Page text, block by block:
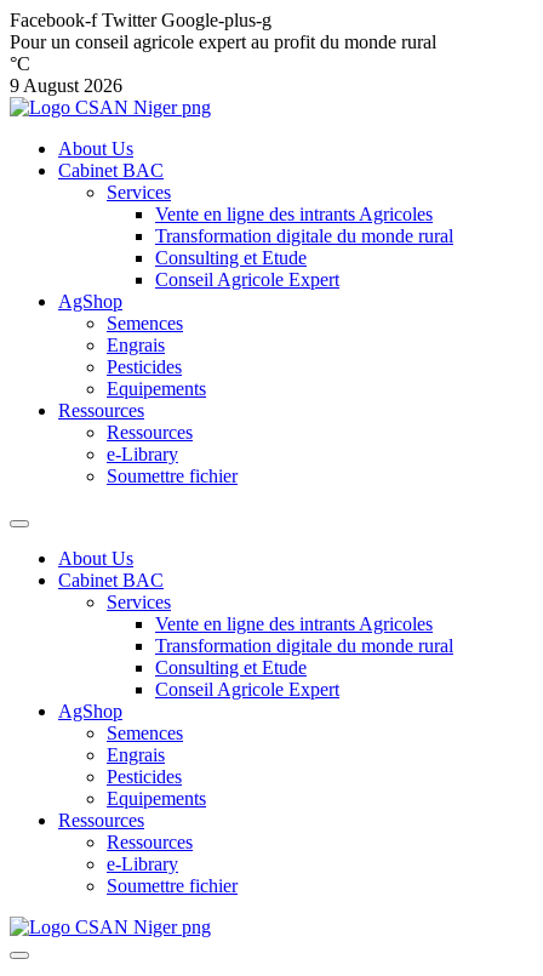
Facebook-f Twitter Google-plus-g
Pour un conseil agricole expert au profit du monde rural
°C
9 August 2026
About Us
Cabinet BAC
Services
Vente en ligne des intrants Agricoles
Transformation digitale du monde rural
Consulting et Etude
Conseil Agricole Expert
AgShop
Semences
Engrais
Pesticides
Equipements
Ressources
Ressources
e-Library
Soumettre fichier
About Us
Cabinet BAC
Services
Vente en ligne des intrants Agricoles
Transformation digitale du monde rural
Consulting et Etude
Conseil Agricole Expert
AgShop
Semences
Engrais
Pesticides
Equipements
Ressources
Ressources
e-Library
Soumettre fichier